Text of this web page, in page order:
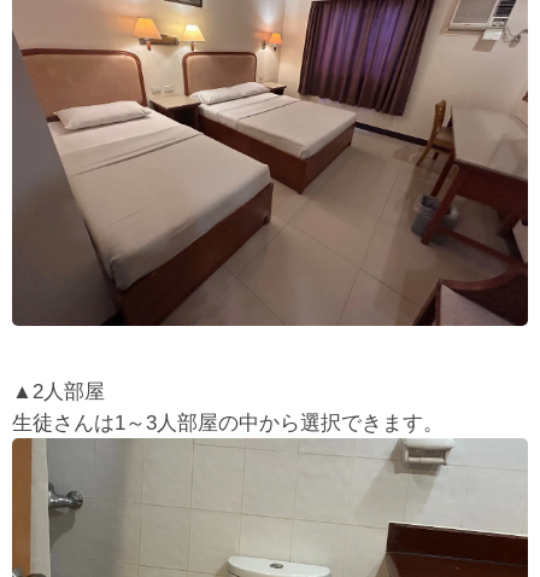
▲2人部屋
生徒さんは1～3人部屋の中から選択できます。